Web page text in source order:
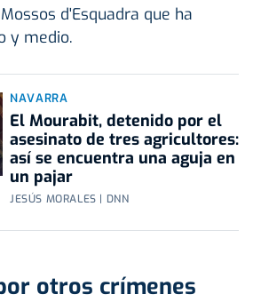
d'Esquadra que ha
y medio.
NAVARRA
El Mourabit, detenido por el
asesinato de tres agricultores:
así se encuentra una aguja en
un pajar
JESÚS MORALES | DNN
otros crímenes